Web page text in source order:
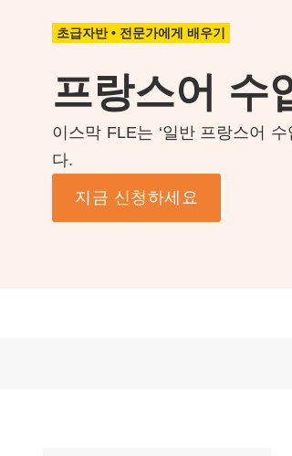
초급자반 • 전문가에게 배우기
프랑스어 수
이스막 FLE는 ‘일반 프랑스어 수
다.
지금 신청하세요